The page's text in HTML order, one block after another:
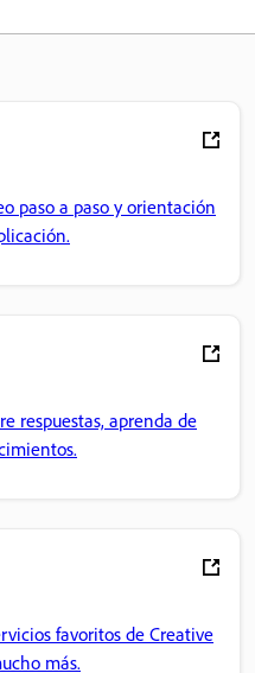
paso a paso y orientación
respuestas, aprenda de
favoritos de Creative
más.